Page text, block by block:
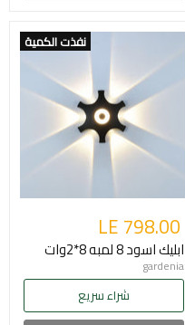
نفذت الكمية
LE 798.00
ابليك اسود 8 لمبه 8*2وات
gardenia
شراء سريع